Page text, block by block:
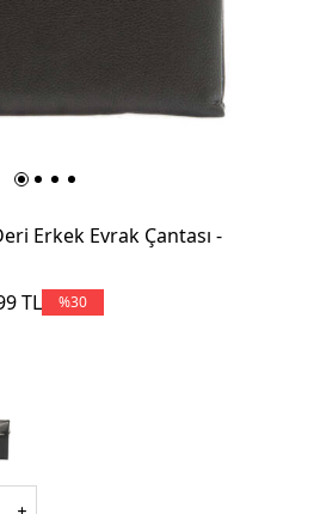
Erkek Evrak Çantası -
TL %30